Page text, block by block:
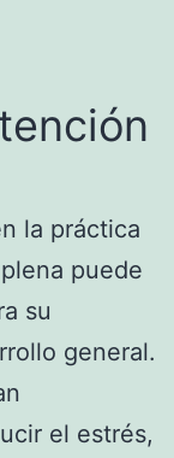
la práctica
puede
su
general.
el estrés,